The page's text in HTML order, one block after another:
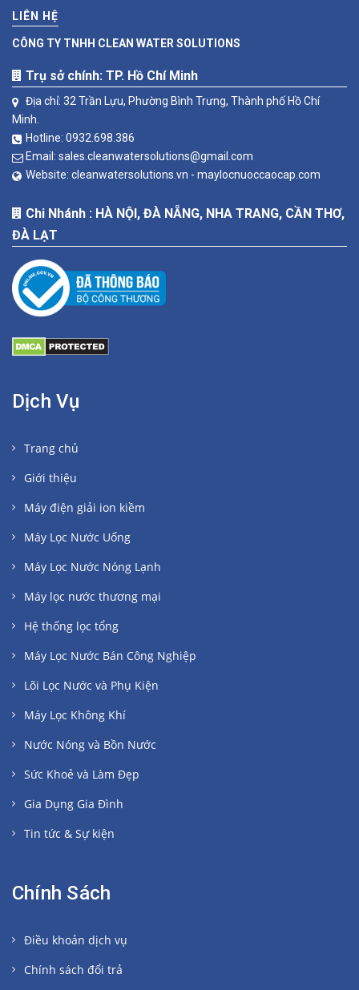
LIÊN HỆ
CÔNG TY TNHH CLEAN WATER SOLUTIONS
Trụ sở chính: TP. Hồ Chí Minh
Địa chỉ: 32 Trần Lựu, Phường Bình Trưng, Thành phố Hồ Chí
Minh.
Hotline: 0932.698.386
Email: sales.cleanwatersolutions@gmail.com
Website: cleanwatersolutions.vn - maylocnuoccaocap.com
Chi Nhánh : HÀ NỘI, ĐÀ NẴNG, NHA TRANG, CẦN THƠ,
ĐÀ LẠT
Dịch Vụ
Trang chủ
Giới thiệu
Máy điện giải ion kiềm
Máy Lọc Nước Uống
Máy Lọc Nước Nóng Lạnh
Máy lọc nước thương mại
Hệ thống lọc tổng
Máy Lọc Nước Bán Công Nghiệp
Lõi Lọc Nước và Phụ Kiện
Máy Lọc Không Khí
Nước Nóng và Bồn Nước
Sức Khoẻ và Làm Đẹp
Gia Dụng Gia Đình
Tin tức & Sự kiện
Chính Sách
Điều khoản dịch vụ
Chính sách đổi trả